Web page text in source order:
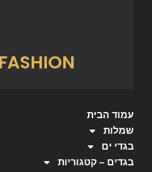
עמוד הבית
שמלות
בגדי ים
בגדים – קטגוריות